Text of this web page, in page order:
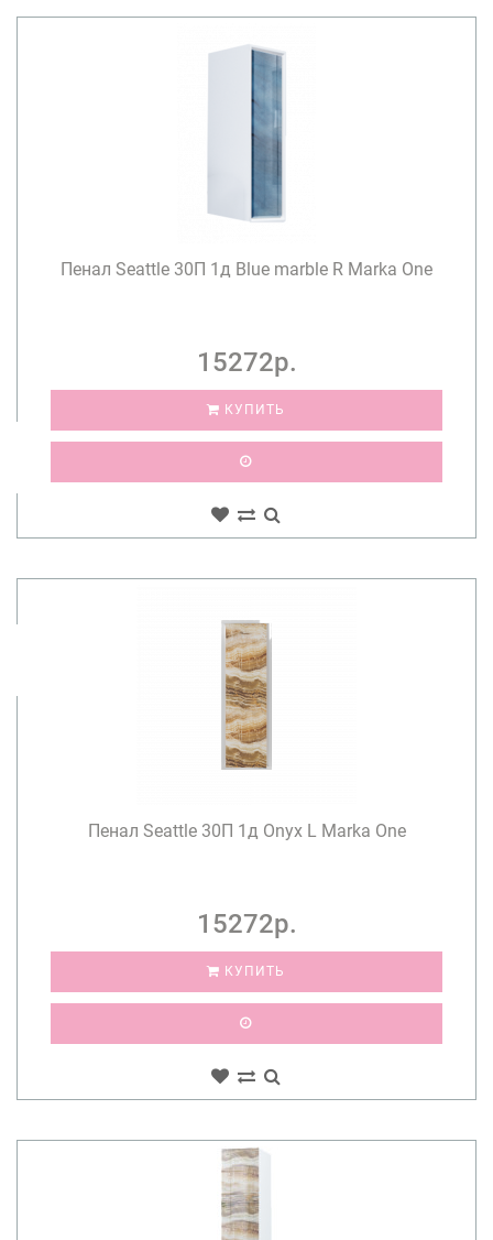
Пенал Seattle 30П 1д Blue marble R Marka One
15272р.
КУПИТЬ
Пенал Seattle 30П 1д Onyx L Marka One
15272р.
КУПИТЬ